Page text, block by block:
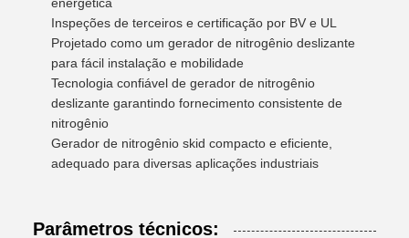
Inspeções de terceiros e certificação por BV e UL
Projetado como um gerador de nitrogênio deslizante
para fácil instalação e mobilidade
Tecnologia confiável de gerador de nitrogênio
deslizante garantindo fornecimento consistente de
nitrogênio
Gerador de nitrogênio skid compacto e eficiente,
adequado para diversas aplicações industriais
Parâmetros técnicos: